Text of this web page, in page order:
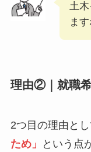
土
ます
理由②｜就職
2つ目の理由と
ため」
という点